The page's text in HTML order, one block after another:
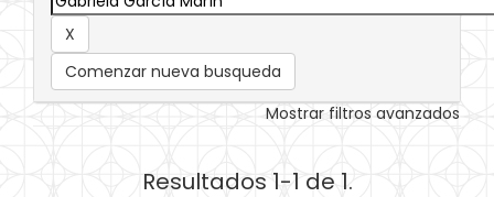
Comenzar nueva busqueda
Mostrar filtros avanzados
Resultados 1-1 de 1.